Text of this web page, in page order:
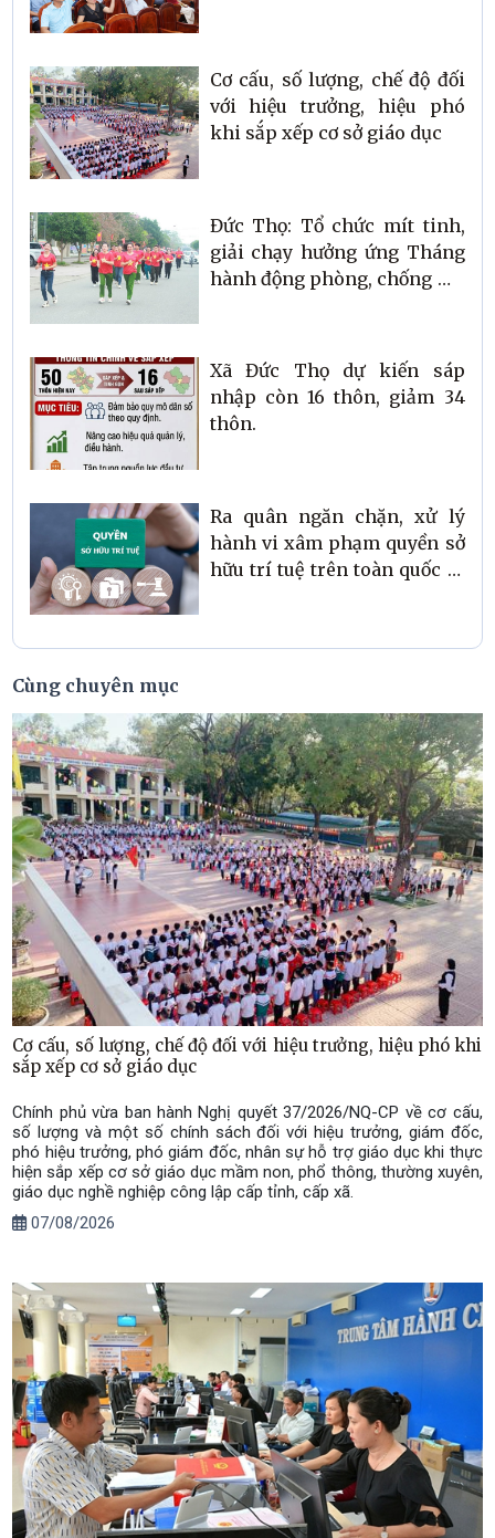
Cơ cấu, số lượng, chế độ đối
với hiệu trưởng, hiệu phó
khi sắp xếp cơ sở giáo dục
Đức Thọ: Tổ chức mít tinh,
giải chạy hưởng ứng Tháng
hành động phòng, chống ma
Xã Đức Thọ dự kiến sáp
nhập còn 16 thôn, giảm 34
thôn.
Ra quân ngăn chặn, xử lý
hành vi xâm phạm quyền sở
hữu trí tuệ trên toàn quốc từ
Cùng chuyên mục
Cơ cấu, số lượng, chế độ đối với hiệu trưởng, hiệu phó khi
sắp xếp cơ sở giáo dục
Chính phủ vừa ban hành Nghị quyết 37/2026/NQ-CP về cơ cấu,
số lượng và một số chính sách đối với hiệu trưởng, giám đốc,
phó hiệu trưởng, phó giám đốc, nhân sự hỗ trợ giáo dục khi thực
hiện sắp xếp cơ sở giáo dục mầm non, phổ thông, thường xuyên,
giáo dục nghề nghiệp công lập cấp tỉnh, cấp xã.
07/08/2026